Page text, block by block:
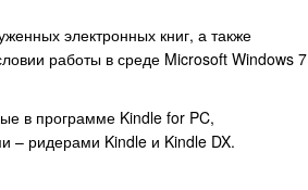
электронных книг, а также
работы в среде Microsoft Windows 7
в программе Kindle for PC,
– ридерами Kindle и Kindle DX.